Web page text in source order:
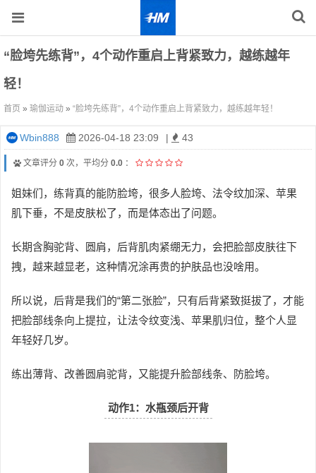
“脸垮先练背”，4个动作重启上背紧致力，越练越年
轻！
首页 » 瑜伽运动 » “脸垮先练背”，4个动作重启上背紧致力，越练越年轻！
Wbin888 2026-04-18 23:09 | 43
文章评分 0 次，平均分 0.0 ：
姐妹们，练背真的能防脸垮，很多人脸垮、法令纹加深、苹果
肌下垂，不是皮肤松了，而是体态出了问题。
长期含胸驼背、圆肩，后背肌肉紧绷无力，会把脸部皮肤往下
拽，越来越显老，这种情况涂再贵的护肤品也没啥用。
所以说，后背是我们的“第二张脸”，只有后背紧致挺拔了，才能
把脸部线条向上提拉，让法令纹变浅、苹果肌归位，整个人显
年轻好几岁。
练出薄背、改善圆肩驼背，又能提升脸部线条、防脸垮。
动作1： 水瓶颈后开背